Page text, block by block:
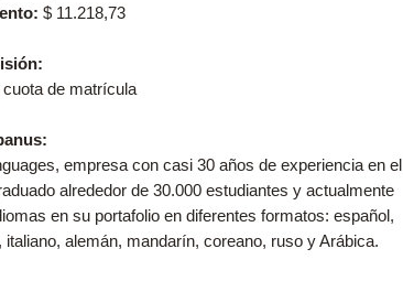
$ 11.218,73
de matrícula
empresa con casi 30 años de experiencia en el
alrededor de 30.000 estudiantes y actualmente
en su portafolio en diferentes formatos: español,
italiano, alemán, mandarín, coreano, ruso y Arábica.